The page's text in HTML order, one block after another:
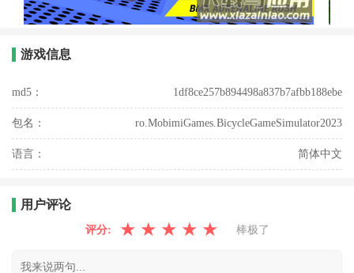
游戏信息
md5： 1df8ce257b894498a837b7afbb188ebe
包名： ro.MobimiGames.BicycleGameSimulator2023
语言： 简体中文
用户评论
评分: ★ ★ ★ ★ ★ 棒极了